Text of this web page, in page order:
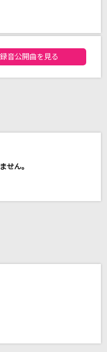
ク！
ランキング
録音公開曲を見る